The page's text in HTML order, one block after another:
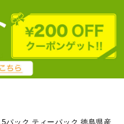
パック ティーパック 徳島県産